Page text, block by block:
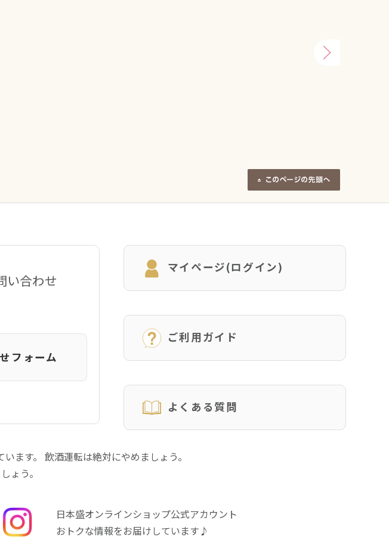
い合わせ
フォーム
マイページ(ログイン)
ご利用ガイド
よくある質問
ます。 飲酒運転は絶対にやめましょう。
ょう。
日本盛オンラインショップ公式アカウント
おトクな情報をお届けしています♪